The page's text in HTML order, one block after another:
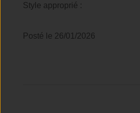
Style approprié :
Posté le 26/01/2026